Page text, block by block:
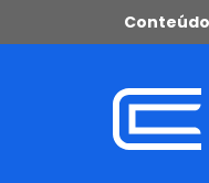
para
para
Conteúdo